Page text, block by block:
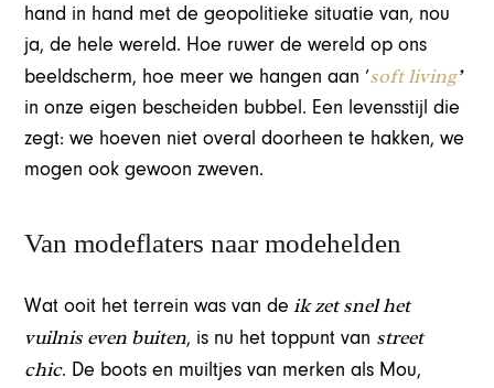
hand in hand met de geopolitieke situatie van, nou
ja, de hele wereld. Hoe ruwer de wereld op ons
beeldscherm, hoe meer we hangen aan ‘soft living’
in onze eigen bescheiden bubbel. Een levensstijl die
zegt: we hoeven niet overal doorheen te hakken, we
mogen ook gewoon zweven.
Van modeflaters naar modehelden
Wat ooit het terrein was van de ik zet snel het
vuilnis even buiten, is nu het toppunt van street
chic. De boots en muiltjes van merken als Mou,